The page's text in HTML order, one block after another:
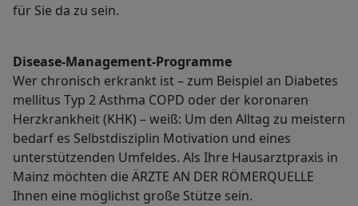
für Sie da zu sein.
Disease-Management-Programme
Wer chronisch erkrankt ist – zum Beispiel an Diabetes
mellitus Typ 2 Asthma COPD oder der koronaren
Herzkrankheit (KHK) – weiß: Um den Alltag zu meistern
bedarf es Selbstdisziplin Motivation und eines
unterstützenden Umfeldes. Als Ihre Hausarztpraxis in
Mainz möchten die ÄRZTE AN DER RÖMERQUELLE
Ihnen eine möglichst große Stütze sein.